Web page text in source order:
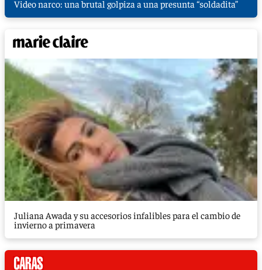
Video narco: una brutal golpiza a una presunta “soldadita”
Juliana Awada y su accesorios infalibles para el cambio de
invierno a primavera